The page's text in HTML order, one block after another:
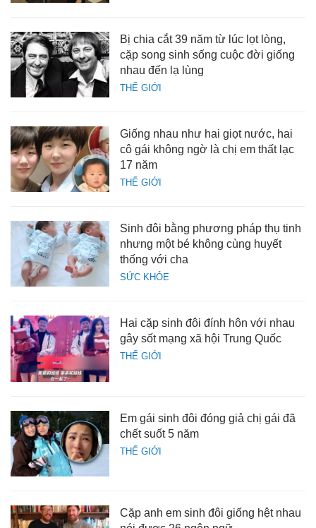
THẾ GIỚI
Bị chia cắt 39 năm từ lúc lọt lòng,
cặp song sinh sống cuộc đời giống
nhau đến lạ lùng
THẾ GIỚI
Giống nhau như hai giọt nước, hai
cô gái không ngờ là chị em thất lạc
17 năm
SỨC KHỎE
Sinh đôi bằng phương pháp thụ tinh
nhưng một bé không cùng huyết
thống với cha
THẾ GIỚI
Hai cặp sinh đôi đính hôn với nhau
gây sốt mạng xã hội Trung Quốc
THẾ GIỚI
Em gái sinh đôi đóng giả chị gái đã
chết suốt 5 năm
Cặp anh em sinh đôi giống hệt nhau